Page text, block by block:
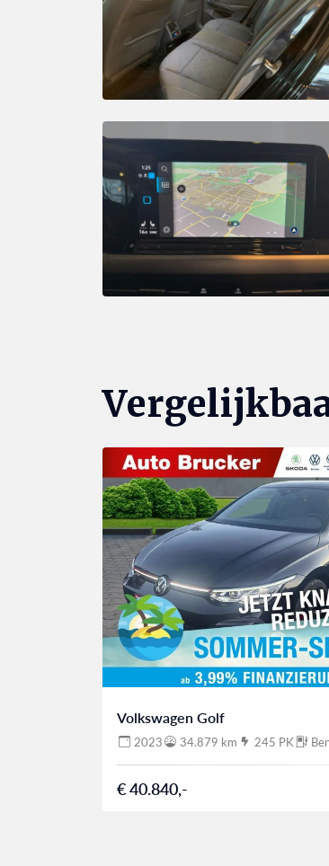
Volkswagen Golf
2023 34.879 km 245 PK
€ 40.840,-